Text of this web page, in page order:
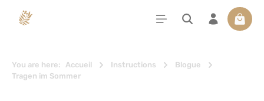
principal Le
You are here: Accueil Instructions
Blogue
Tragen im Sommer